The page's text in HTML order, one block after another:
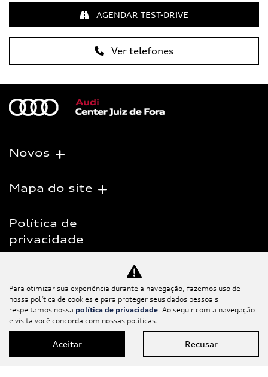
Ver telefones
AGENDAR TEST-DRIVE
Novos
Mapa do site
Política de
privacidade
Salvacar Comercio de Veiculos LTDA
CNPJ: 10.476.080/0001-00
Para otimizar sua experiência durante a navegação, fazemos uso de
nossa política de cookies e para proteger seus dados pessoais
respeitamos nossa política de privacidade. Ao seguir com a navegação
e visita você concorda com nossas políticas.
Aceitar Recusar